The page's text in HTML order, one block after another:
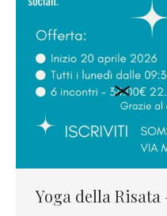
Yoga della Risata